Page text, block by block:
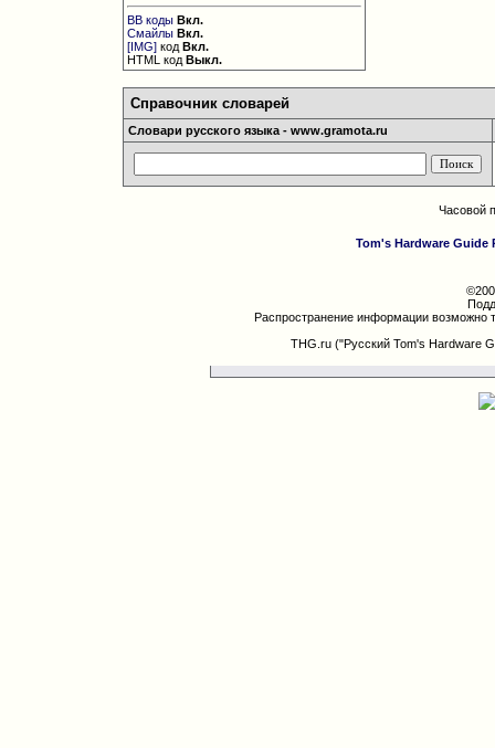
BB коды Вкл.
Смайлы Вкл.
[IMG] кодВкл.
HTML кодВыкл.
Справочник словарей
Словари русского языка - www.gramota.ru
Часовой
Tom's Hardware Guide
Распространение информации возможно
THG.ru ("Русский Tom's Hardware